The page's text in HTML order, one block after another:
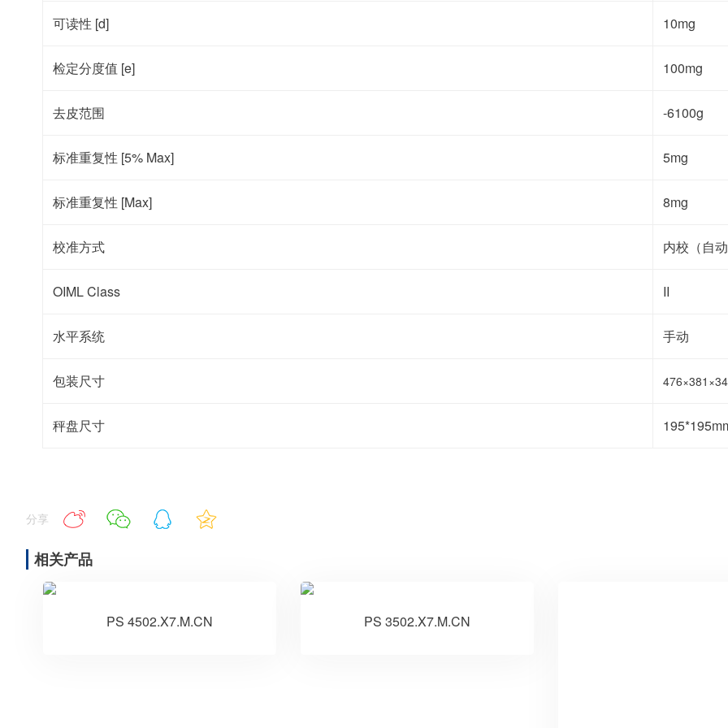
分享
相关产品
PS 4502.X7.M.CN PS 3502.X7.M.CN
可读性 [d] 10mg
检定分度值 [e] 100mg
去皮范围 -6100g
标准重复性 [5% Max] 5mg
标准重复性 [Max] 8mg
校准方式 内校（自
OIML Class II
水平系统 手动
包装尺寸
秤盘尺寸